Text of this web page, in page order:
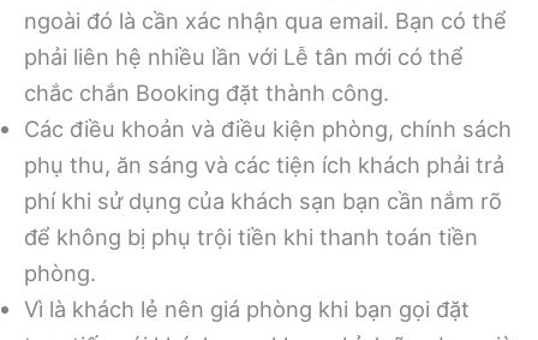
ngoài đó là cần xác nhận qua email. Bạn có thể
phải liên hệ nhiều lần với Lễ tân mới có thể
chắc chắn Booking đặt thành công.
Các điều khoản và điều kiện phòng, chính sách
phụ thu, ăn sáng và các tiện ích khách phải trả
phí khi sử dụng của khách sạn bạn cần nắm rõ
để không bị phụ trội tiền khi thanh toán tiền
phòng.
Vì là khách lẻ nên giá phòng khi bạn gọi đặt